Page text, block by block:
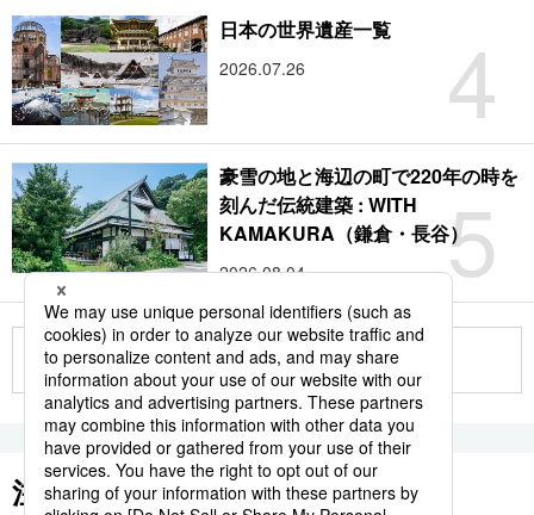
4
日本の世界遺産一覧
2026.07.26
5
豪雪の地と海辺の町で220年の時を
刻んだ伝統建築 : WITH
KAMAKURA（鎌倉・長谷）
2026.08.04
もっと見る
注目のキーワード